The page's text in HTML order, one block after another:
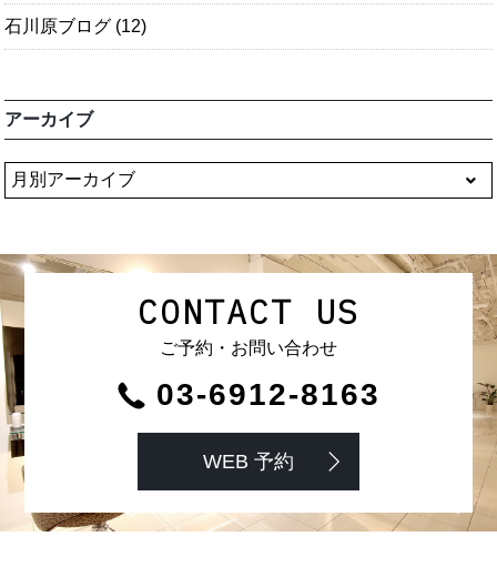
石川原ブログ (12)
アーカイブ
CONTACT US
ご予約・お問い合わせ
03-6912-8163
WEB 予約